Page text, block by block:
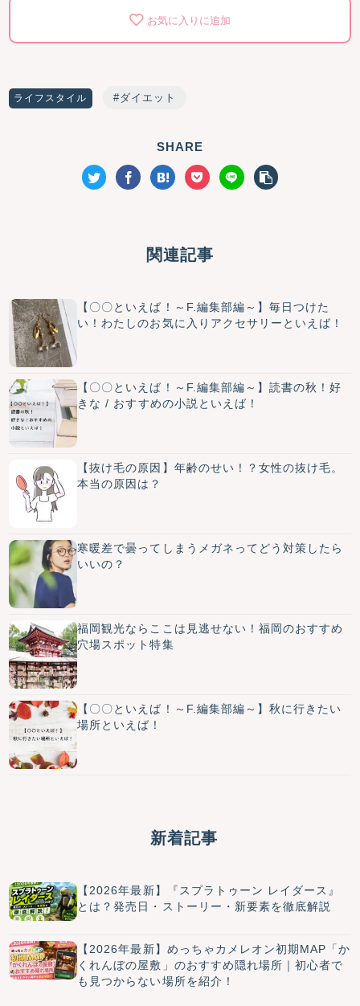
お気に入りに追加
ライフスタイル ダイエット
SHARE
関連記事
【〇〇といえば！～F.編集部編～】毎日つけた
い！わたしのお気に入りアクセサリーといえば！
【〇〇といえば！～F.編集部編～】読書の秋！好
きな / おすすめの小説といえば！
【抜け毛の原因】年齢のせい！？女性の抜け毛。
本当の原因は？
寒暖差で曇ってしまうメガネってどう対策したら
いいの？
福岡観光ならここは見逃せない！福岡のおすすめ
穴場スポット特集
【〇〇といえば！～F.編集部編～】秋に行きたい
場所といえば！
新着記事
【2026年最新】『スプラトゥーン レイダース』
とは？発売日・ストーリー・新要素を徹底解説
【2026年最新】めっちゃカメレオン初期MAP「か
くれんぼの屋敷」のおすすめ隠れ場所｜初心者で
も見つからない場所を紹介！